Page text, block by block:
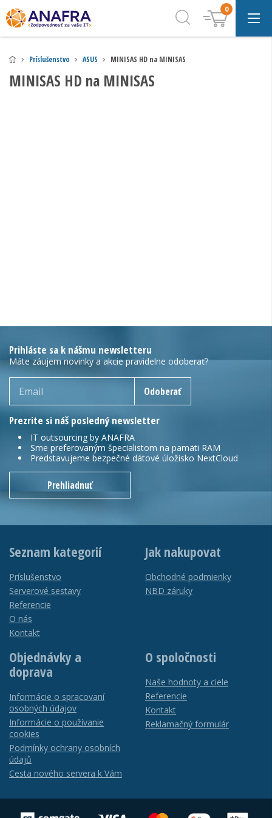
0
Príslušenstvo ASUS MINISAS HD na MINISAS
MINISAS HD na MINISAS
Prihláste sa k nášmu newsletteru
Máte záujem novinky a akcie pravidelne odoberať?
Odoberať
Prezrite si náš posledný newsletter
IT outsourcing by ANAFRA
Sme preferovaným špecialistom na pamäti RAM
Predstavujeme bezpečné dátové úložisko NextCloud
Prehliadnuť
Seznam kategorií
Príslušenstvo
Serverové sestavy
Referencie
O nás
Kontakt
Jak nakupovat
Obchodné podmienky
NBD záruky
Objednávky a
doprava
Informácie o spracovaní
osobných údajov
Informácie o používanie
cookies
Podmínky ochrany osobních
údajů
Cesta nového servera k Vám
O spoločnosti
Naše hodnoty a ciele
Referencie
Kontakt
Reklamačný formulár